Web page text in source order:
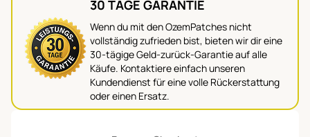
30 TAGE GARANTIE
Wenn du mit den OzemPatches nicht
vollständig zufrieden bist, bieten wir dir eine
30-tägige Geld-zurück-Garantie auf alle
Käufe. Kontaktiere einfach unseren
Kundendienst für eine volle Rückerstattung
oder einen Ersatz.